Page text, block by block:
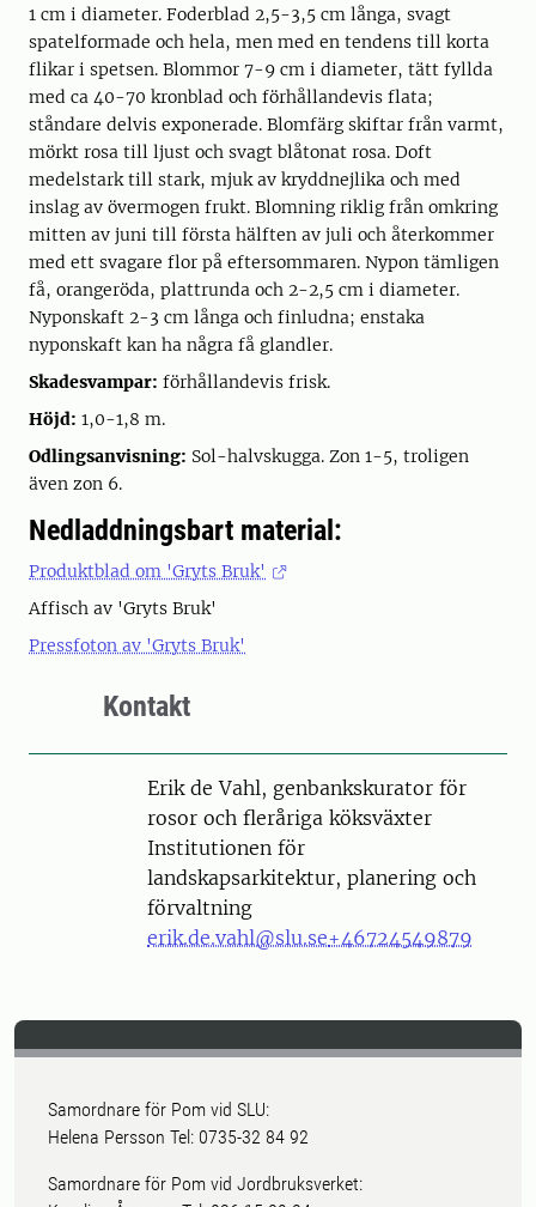
1 cm i diameter. Foderblad 2,5-3,5 cm långa, svagt
spatelformade och hela, men med en tendens till korta
flikar i spetsen. Blommor 7-9 cm i diameter, tätt fyllda
med ca 40-70 kronblad och förhållandevis flata;
ståndare delvis exponerade. Blomfärg skiftar från varmt,
mörkt rosa till ljust och svagt blåtonat rosa. Doft
medelstark till stark, mjuk av kryddnejlika och med
inslag av övermogen frukt. Blomning riklig från omkring
mitten av juni till första hälften av juli och återkommer
med ett svagare flor på eftersommaren. Nypon tämligen
få, orangeröda, plattrunda och 2-2,5 cm i diameter.
Nyponskaft 2-3 cm långa och finludna; enstaka
nyponskaft kan ha några få glandler.
Skadesvampar: förhållandevis frisk.
Höjd: 1,0-1,8 m.
Odlingsanvisning: Sol-halvskugga. Zon 1-5, troligen
även zon 6.
Nedladdningsbart material:
Produktblad om 'Gryts Bruk'
Affisch av 'Gryts Bruk'
Pressfoton av 'Gryts Bruk'
Kontakt
PersonErik de Vahl, genbankskurator för
rosor och fleråriga köksväxter
Institutionen för
landskapsarkitektur, planering och
förvaltning
erik.de.vahl@slu.se+46724549879
Samordnare för Pom vid SLU:
Helena Persson Tel: 0735-32 84 92
Samordnare för Pom vid Jordbruksverket: